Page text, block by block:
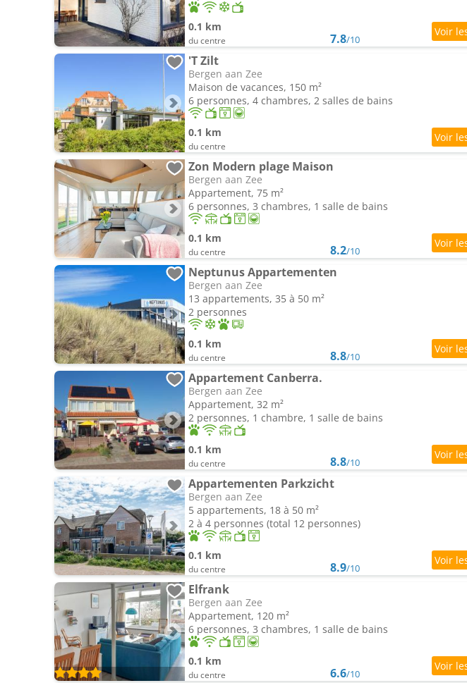
0.1 km
du centre 7.8/10
'T Zilt
Bergen aan Zee
Maison de vacances, 150 m²
6 personnes, 4 chambres, 2 salles de bains
0.1 km
du centre
Zon Modern plage Maison
Bergen aan Zee
Appartement, 75 m²
6 personnes, 3 chambres, 1 salle de bains
0.1 km
du centre 8.2/10
Neptunus Appartementen
Bergen aan Zee
13 appartements, 35 à 50 m²
2 personnes
0.1 km
du centre 8.8/10
Appartement Canberra.
Bergen aan Zee
Appartement, 32 m²
2 personnes, 1 chambre, 1 salle de bains
0.1 km
du centre 8.8/10
Appartementen Parkzicht
Bergen aan Zee
5 appartements, 18 à 50 m²
2 à 4 personnes (total 12 personnes)
0.1 km
du centre 8.9/10
Elfrank
Bergen aan Zee
Appartement, 120 m²
6 personnes, 3 chambres, 1 salle de bains
0.1 km
du centre 6.6/10